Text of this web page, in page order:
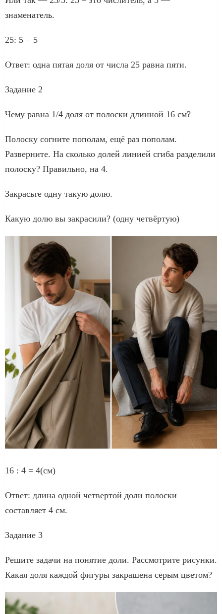
знаменатель.
25: 5 = 5
Ответ: одна пятая доля от числа 25 равна пяти.
Задание 2
Чему равна 1/4 доля от полоски длинной 16 см?
Полоску согните пополам, ещё раз пополам.
Разверните. На сколько долей линией сгиба разделили
полоску? Правильно, на 4.
Закрасьте одну такую долю.
Какую долю вы закрасили? (одну четвёртую)
16 : 4 = 4(см)
Ответ: длина одной четвертой доли полоски
составляет 4 см.
Задание 3
Решите задачи на понятие доли. Рассмотрите рисунки.
Какая доля каждой фигуры закрашена серым цветом?